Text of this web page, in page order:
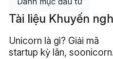
Tài liệu Khuyến
Unicorn là gì? Giải mã
startup kỳ lân, soonicorn